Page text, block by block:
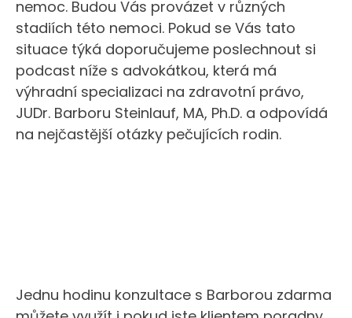
nemoc. Budou Vás provázet v různých
stadiích této nemoci. Pokud se Vás tato
situace týká doporučujeme poslechnout si
podcast níže s advokátkou, která má
výhradní specializaci na zdravotní právo,
JUDr. Barboru Steinlauf, MA, Ph.D. a odpovídá
na nejčastější otázky pečujících rodin.
Jednu hodinu konzultace s Barborou zdarma